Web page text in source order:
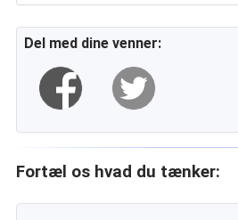
Del med dine venner:
Fortæl os hvad du tænker: